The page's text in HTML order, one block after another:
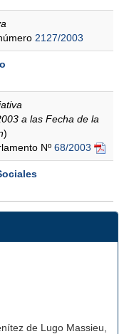
2127/2003
a las Fecha de la
)
Nº 68/2003
de Lugo Massieu,